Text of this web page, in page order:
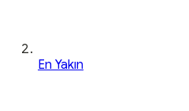
En Yakın